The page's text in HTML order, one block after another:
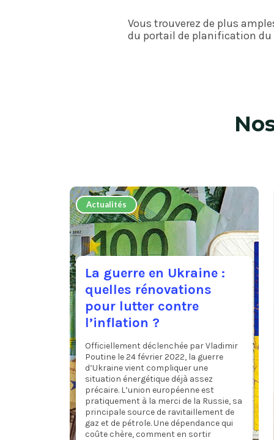
Vous trouverez de plus
du portail de planification du
Actualités
La guerre en Ukraine :
quelles rénovations
pour lutter contre
l’inflation ?
Officiellement déclenchée par Vladimir
Poutine le 24 février 2022, la guerre
d’Ukraine vient compliquer une
situation énergétique déjà assez
précaire. L’union européenne est
pratiquement à la merci de la Russie, sa
principale source de ravitaillement de
gaz et de pétrole. Une dépendance qui
coûte chère, comment en sortir